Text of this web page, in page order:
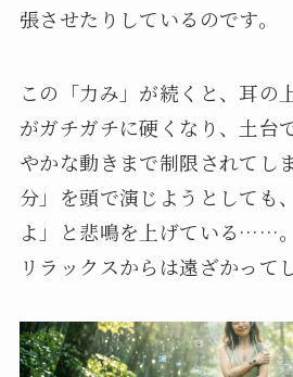
張させたりしているのです。
この「力み」が続くと、耳の
がガチガチに硬くなり、土台
やかな動きまで制限されてし
分」を頭で演じようとしても
よ」と悲鳴を上げている……
リラックスからは遠ざかって